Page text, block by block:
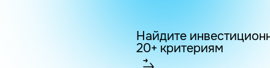
Найдите
20+ критериям